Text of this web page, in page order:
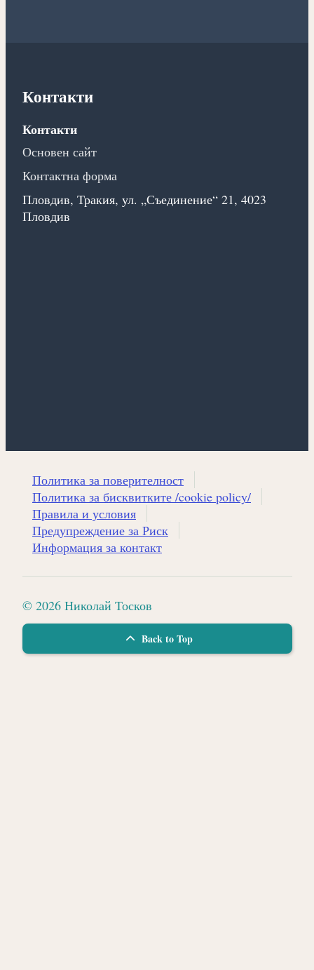
Контакти
Контакти
Основен сайт
Контактна форма
Пловдив, Тракия, ул. „Съединение“ 21, 4023
Пловдив
Политика за поверителност
Политика за бисквитките /cookie policy/
Правила и условия
Предупреждение за Риск
Информация за контакт
© 2026 Николай Тосков
Back to Top